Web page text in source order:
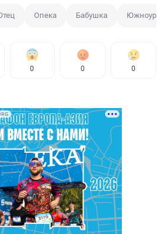
Опека Бабушка
0 0 0